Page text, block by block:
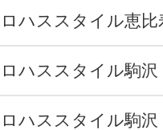
ロハススタイル恵
ロハススタイル駒
ロハススタイル駒